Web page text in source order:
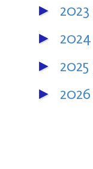
► 2023
► 2024
► 2025
► 2026